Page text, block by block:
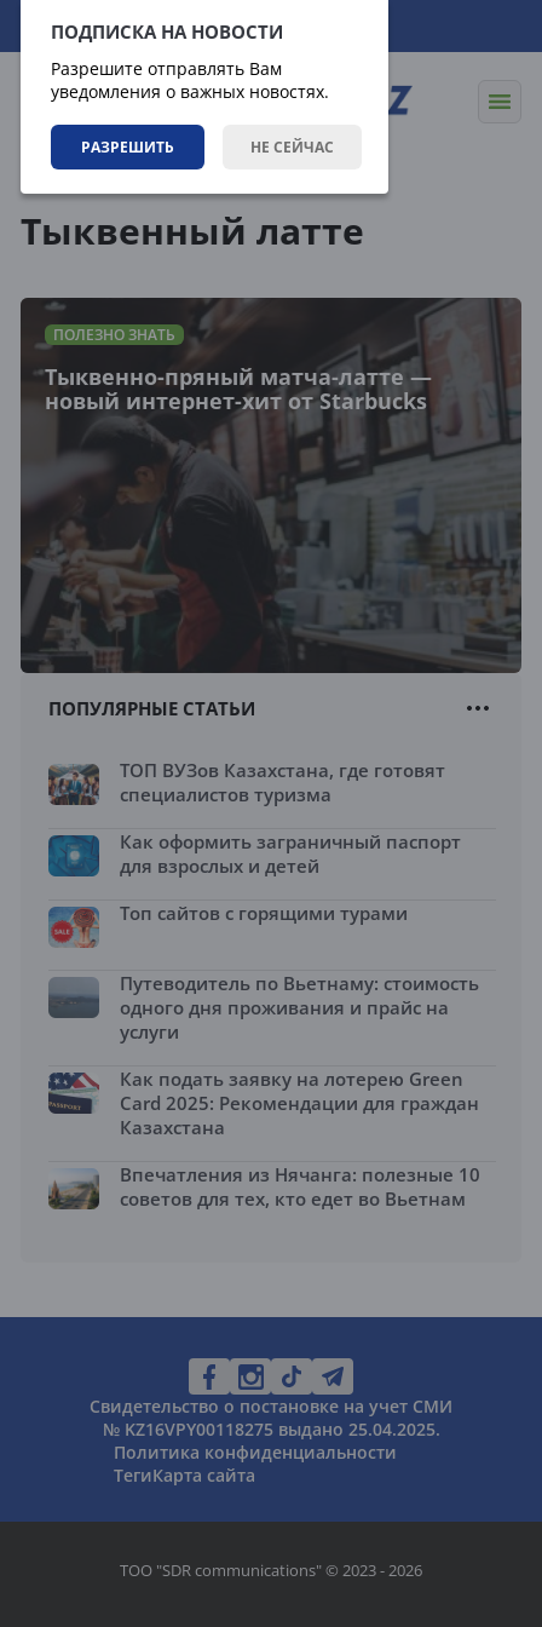
ПОДПИСКА НА НОВОСТИ
Разрешите отправлять Вам
уведомления о важных новостях.
РАЗРЕШИТЬ НЕ СЕЙЧАС
08.08.2026 20:12:17
Тыквенный латте
ПОЛЕЗНО ЗНАТЬ
Тыквенно-пряный матча-латте —
новый интернет-хит от Starbucks
ПОПУЛЯРНЫЕ СТАТЬИ
ТОП ВУЗов Казахстана, где готовят
специалистов туризма
Как оформить заграничный паспорт
для взрослых и детей
Топ сайтов с горящими турами
Путеводитель по Вьетнаму: стоимость
одного дня проживания и прайс на
услуги
Как подать заявку на лотерею Green
Card 2025: Рекомендации для граждан
Казахстана
Впечатления из Нячанга: полезные 10
советов для тех, кто едет во Вьетнам
Свидетельство о постановке на учет СМИ
№ KZ16VPY00118275 выдано 25.04.2025.
Политика конфиденциальности
ТегиКарта сайта
ТОО "SDR communications" © 2023 - 2026